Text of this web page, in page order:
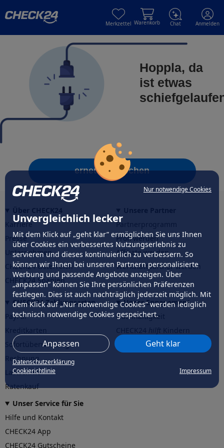
Nur notwendige Cookies
Unvergleichlich lecker
Mit dem Klick auf „geht klar” ermöglichen Sie uns Ihnen
über Cookies ein verbessertes Nutzungserlebnis zu
servieren und dieses kontinuierlich zu verbessern. So
können wir Ihnen bei unseren Partnern personalisierte
Werbung und passende Angebote anzeigen. Über
„anpassen” können Sie Ihre persönlichen Präferenzen
festlegen. Dies ist auch nachträglich jederzeit möglich. Mit
dem Klick auf „Nur notwendige Cookies” werden lediglich
technisch notwendige Cookies gespeichert.
Anpassen Geht klar
Datenschutzerklärung
Cookierichtlinie
Impressum
Merkzettel Warenkorb Chat Anmelden
Hoppla, da
ist etwas
erneut versuchen
Karriere
Presse
Unternehmen
CHECK24 Österreich
CHECK24 Spanien
Partnerprogramm
Profi werden
Affiliate werden
Werkstattpartner werden
CHECK24 Zahlungsarten
PayPal
Sofortüberweisung
Rechnung
Lastschrift
Ratenkauf
Unser Engagement
Nachhaltigkeit
CHECK24hilftder Natur
Unser Service für Sie
Hilfe und Kontakt
CHECK24 App
CHECK24 Gutscheine